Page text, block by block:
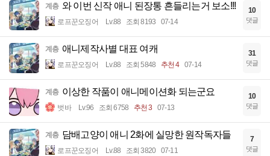
계층 와 이번 신작 애니 된장통 흔들리는거 보소!!!
로프꾼오징어 Lv.88 조회 8193 07-14
10
댓글
계층 애니제작사별 대표 여캐
로프꾼오징어 Lv.88 조회 5848 추천 4 07-14
31
댓글
계층 이상한 작품이 애니메이션화 되는군요
벗바 Lv.96 조회 6758 추천 3 07-13
10
댓글
계층 담배고양이 애니 2화에 실망한 원작독자들
로프꾼오징어 Lv.88 조회 3820 07-11
7
댓글